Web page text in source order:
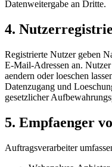
Datenweitergabe an Dritte.
4.
Registrierte Nutzer geben
E-Mail-Adressen an.
aendern oder loeschen
Datenzugang und
gesetzlicher
5. Empfaenger
Auftragsverarbeiter